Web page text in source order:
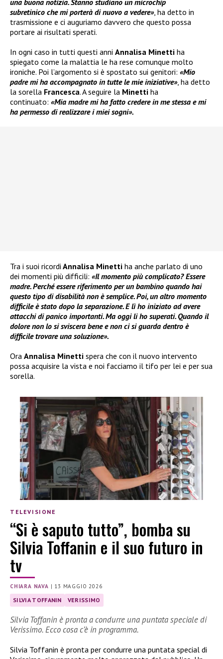
una buona notizia. Stanno studiano un microchip
subretinico che mi porterà di nuovo a vedere», ha detto in
trasmissione e ci auguriamo davvero che questo possa
portare ai risultati sperati.
In ogni caso in tutti questi anni Annalisa Minetti ha
spiegato come la malattia le ha rese comunque molto
ironiche. Poi l’argomento si è spostato sui genitori: «Mio
padre mi ha accompagnato in tutte le mie iniziative», ha detto
la sorella Francesca. A seguire la Minetti ha
continuato: «Mia madre mi ha fatto credere in me stessa e mi
ha permesso di realizzare i miei sogni».
Tra i suoi ricordi Annalisa Minetti ha anche parlato di uno
dei momenti più difficili: «Il momento più complicato? Essere
madre. Perché essere riferimento per un bambino quando hai
questo tipo di disabilità non è semplice. Poi, un altro momento
difficile è stato dopo la separazione. E lì ho iniziato ad avere
attacchi di panico importanti. Ma oggi li ho superati. Quando il
dolore non lo si sviscera bene e non ci si guarda dentro è
difficile trovare una soluzione».
Ora Annalisa Minetti spera che con il nuovo intervento
possa acquisire la vista e noi facciamo il tifo per lei e per sua
sorella.
TELEVISIONE
“Si è saputo tutto”, bomba su
Silvia Toffanin e il suo futuro in
tv
CHIARA NAVA | 13 MAGGIO 2026
SILVIA TOFFANIN VERISSIMO
Silvia Toffanin è pronta a condurre una puntata speciale di
Verissimo. Ecco cosa c’è in programma.
Silvia Toffanin è pronta per condurre una puntata special di